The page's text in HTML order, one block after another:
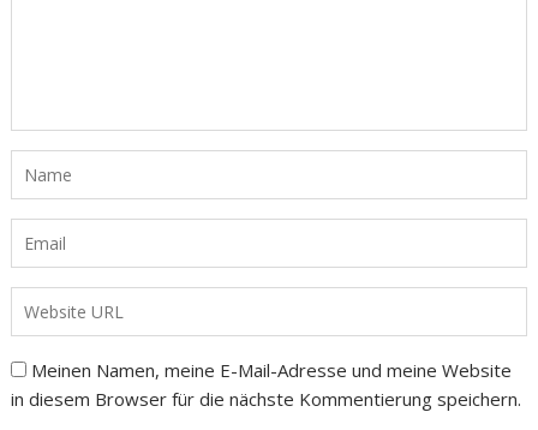
Meinen Namen, meine E-Mail-Adresse und meine Website
in diesem Browser für die nächste Kommentierung speichern.